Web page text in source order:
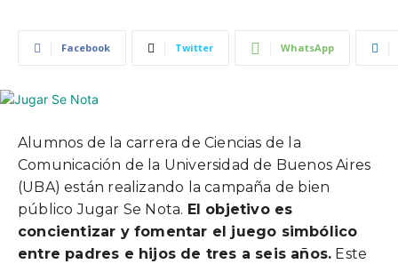
Facebook Twitter WhatsApp
Alumnos de la carrera de Ciencias de la
Comunicación de la Universidad de Buenos Aires
(UBA) están realizando la campaña de bien
público Jugar Se Nota. El objetivo es
concientizar y fomentar el juego simbólico
entre padres e hijos de tres a seis años. Este